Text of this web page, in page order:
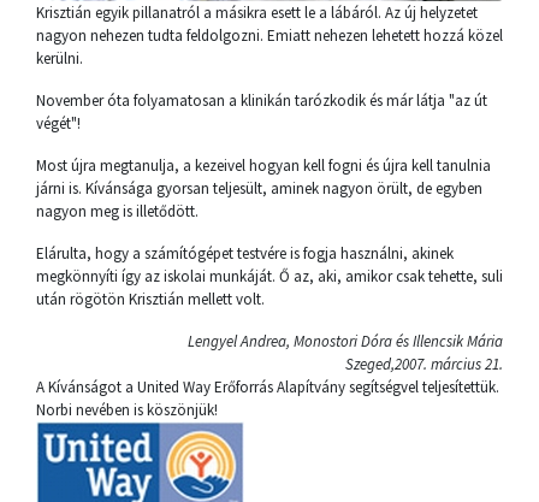
Krisztián egyik pillanatról a másikra esett le a lábáról. Az új helyzetet
nagyon nehezen tudta feldolgozni. Emiatt nehezen lehetett hozzá közel
kerülni.
November óta folyamatosan a klinikán tarózkodik és már látja "az út
végét"!
Most újra megtanulja, a kezeivel hogyan kell fogni és újra kell tanulnia
járni is. Kívánsága gyorsan teljesült, aminek nagyon örült, de egyben
nagyon meg is illetődött.
Elárulta, hogy a számítógépet testvére is fogja használni, akinek
megkönnyíti így az iskolai munkáját. Ő az, aki, amikor csak tehette, suli
után rögötön Krisztián mellett volt.
Lengyel Andrea, Monostori Dóra és Illencsik Mária
Szeged,2007. március 21.
A Kívánságot a United Way Erőforrás Alapítvány segítségvel teljesítettük.
Norbi nevében is köszönjük!